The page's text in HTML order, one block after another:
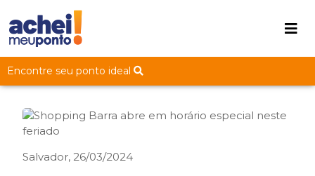
Encontre seu ponto ideal
Salvador, 26/03/2024